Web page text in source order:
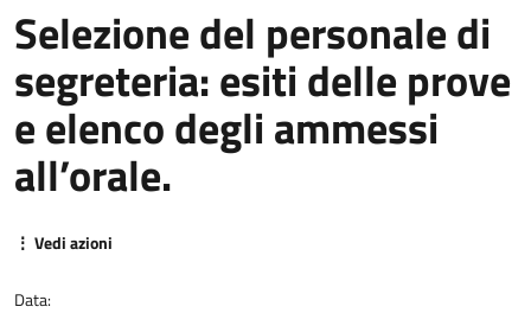
ISCRITTO
PROFESSIONE
AGGIORNAMENTO PROFESSIONALE
Selezione del personale di
segreteria: esiti delle prove
e elenco degli ammessi
all’orale.
⋮ Vedi azioni
Data: